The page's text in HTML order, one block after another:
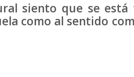
siento que se
como al sentido